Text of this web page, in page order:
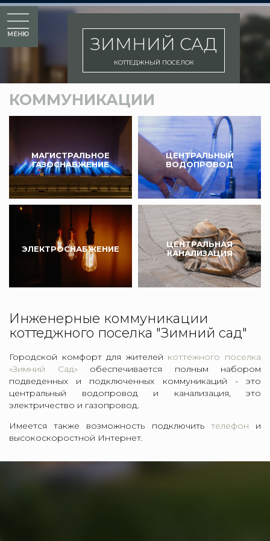
МЕНЮ ЗИМНИЙ САД
КОТТЕДЖНЫЙ ПОСЕЛОК
КОММУНИКАЦИИ
МАГИСТРАЛЬНОЕ
ГАЗОСНАБЖЕНИЕ
ЦЕНТРАЛЬНЫЙ
ВОДОПРОВОД
ЭЛЕКТРОСНАБЖЕНИЕ
ЦЕНТРАЛЬНАЯ
КАНАЛИЗАЦИЯ
Инженерные коммуникации
коттеджного поселка "Зимний сад"
Городской комфорт для жителей коттежного поселка
«Зимний Сад»обеспечивается полным набором
подведенных и подключенных коммуникаций - это
центральный водопровод и канализация, это
электричество и газопровод.
Имеется также возможность подключить телефон и
высокоскоростной Интернет.